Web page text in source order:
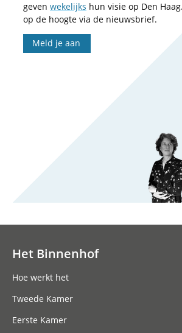
geven wekelijks hun visie op Den
op de hoogte via de nieuwsbrief.
Meld je aan
Het Binnenhof
Hoe werkt het
Tweede Kamer
Eerste Kamer